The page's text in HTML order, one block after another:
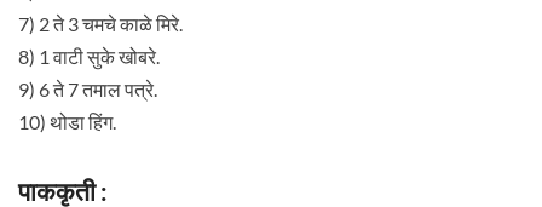
7) 2 ते 3 चमचे काळे मिरे.
8) 1 वाटी सुके खोबरे.
9) 6 ते 7 तमाल पत्रे.
10) थोडा हिंग.
पाककृती :